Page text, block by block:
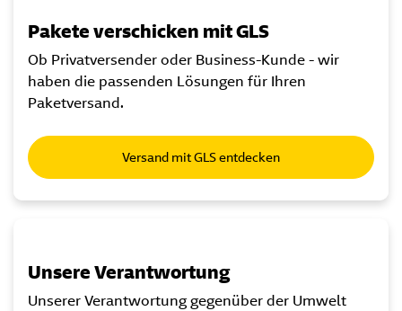
Pakete verschicken mit GLS
Ob Privatversender oder Business-Kunde - wir
haben die passenden Lösungen für Ihren
Paketversand.
Versand mit GLS entdecken
Unsere Verantwortung
Unserer Verantwortung gegenüber der Umwelt